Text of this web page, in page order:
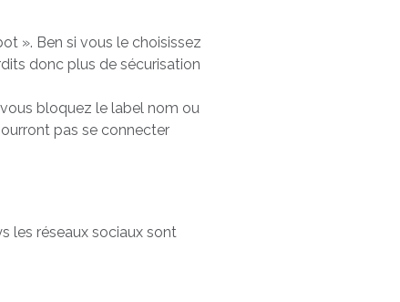
». Ben si vous le choisissez
donc plus de sécurisation
bloquez le label nom ou
pas se connecter
les réseaux sociaux sont